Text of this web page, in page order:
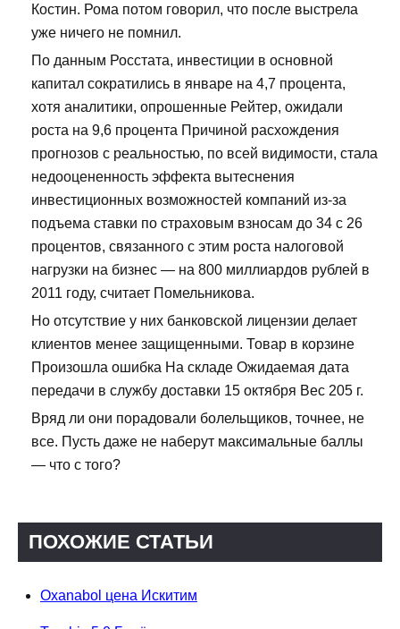
Костин. Рома потом говорил, что после выстрела
уже ничего не помнил.
По данным Росстата, инвестиции в основной
капитал сократились в январе на 4,7 процента,
хотя аналитики, опрошенные Рейтер, ожидали
роста на 9,6 процента Причиной расхождения
прогнозов с реальностью, по всей видимости, стала
недооцененность эффекта вытеснения
инвестиционных возможностей компаний из-за
подъема ставки по страховым взносам до 34 с 26
процентов, связанного с этим роста налоговой
нагрузки на бизнес — на 800 миллиардов рублей в
2011 году, считает Помельникова.
Но отсутствие у них банковской лицензии делает
клиентов менее защищенными. Товар в корзине
Произошла ошибка На складе Ожидаемая дата
передачи в службу доставки 15 октября Вес 205 г.
Вряд ли они порадовали болельщиков, точнее, не
все. Пусть даже не наберут максимальные баллы
— что с того?
ПОХОЖИЕ СТАТЬИ
Oxanabol цена Искитим